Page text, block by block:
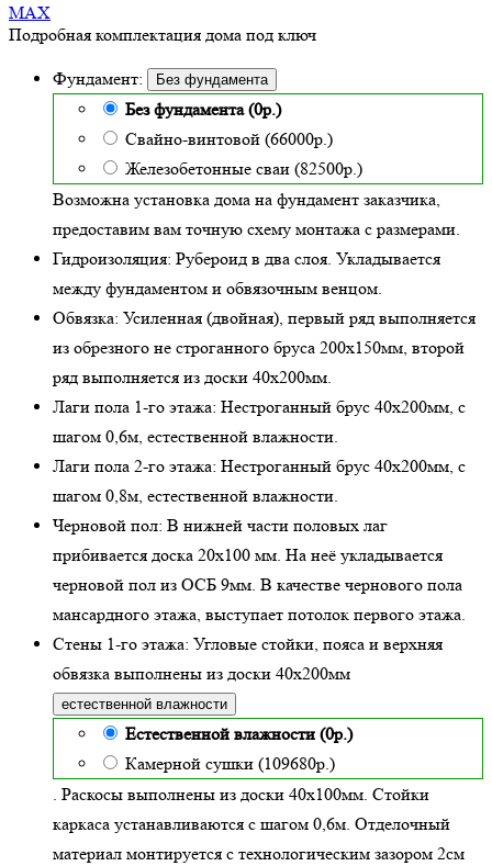
MAX
Подробная комплектация дома под ключ
Фундамент: Без фундамента
Без фундамента (0р.)
Свайно-винтовой (66000р.)
Железобетонные сваи (82500р.)
Возможна установка дома на фундамент заказчика,
предоставим вам точную схему монтажа с размерами.
Гидроизоляция: Рубероид в два слоя. Укладывается
между фундаментом и обвязочным венцом.
Обвязка: Усиленная (двойная), первый ряд выполняется
из обрезного не строганного бруса 200х150мм, второй
ряд выполняется из доски 40х200мм.
Лаги пола 1-го этажа: Нестроганный брус 40х200мм, с
шагом 0,6м, естественной влажности.
Лаги пола 2-го этажа: Нестроганный брус 40х200мм, с
шагом 0,8м, естественной влажности.
Черновой пол: В нижней части половых лаг
прибивается доска 20х100 мм. На неё укладывается
черновой пол из ОСБ 9мм. В качестве чернового пола
мансардного этажа, выступает потолок первого этажа.
Стены 1-го этажа: Угловые стойки, пояса и верхняя
обвязка выполнены из доски 40х200мм
естественной влажности
Естественной влажности (0р.)
Камерной сушки (109680р.)
. Раскосы выполнены из доски 40х100мм. Стойки
каркаса устанавливаются с шагом 0,6м. Отделочный
материал монтируется с технологическим зазором 2см